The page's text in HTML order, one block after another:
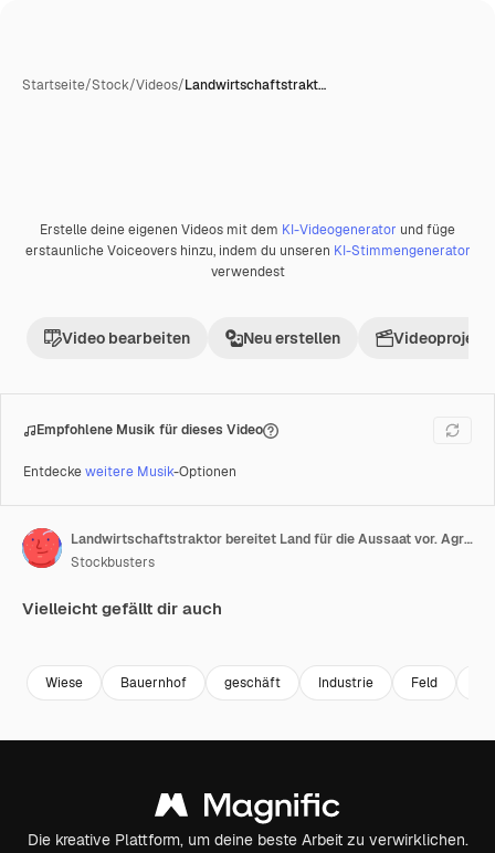
Startseite/Stock/Videos/Landwirtschaftstrakt…
Premium
Erstelle deine eigenen Videos mit dem KI-Videogenerator und füge
erstaunliche Voiceovers hinzu, indem du unseren KI-Stimmengenerator
verwendest
Video bearbeiten Neu erstellen Videoprojekt
Empfohlene Musik für dieses Video
Entdeckeweitere Musik-Optionen
Landwirtschaftstraktor bereitet Land für die Aussaat vor. Agrartechnik
Stockbusters
Vielleicht gefällt dir auch
Wiese Bauernhof geschäft Industrie Feld
Die kreative Plattform, um deine beste Arbeit zu verwirklichen.